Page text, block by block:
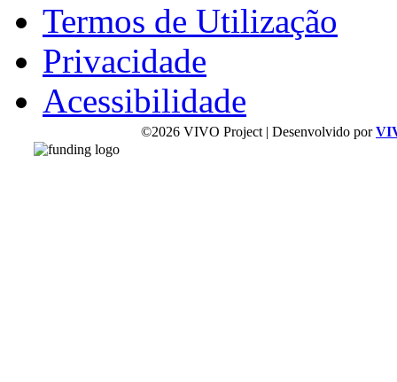
Termos de Utilização
Privacidade
Acessibilidade
©2026 VIVO Project | Desenvolvido por